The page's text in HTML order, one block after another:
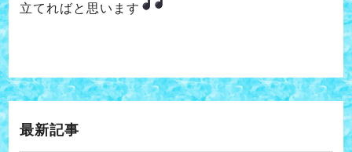
立てればと思います
最新記事